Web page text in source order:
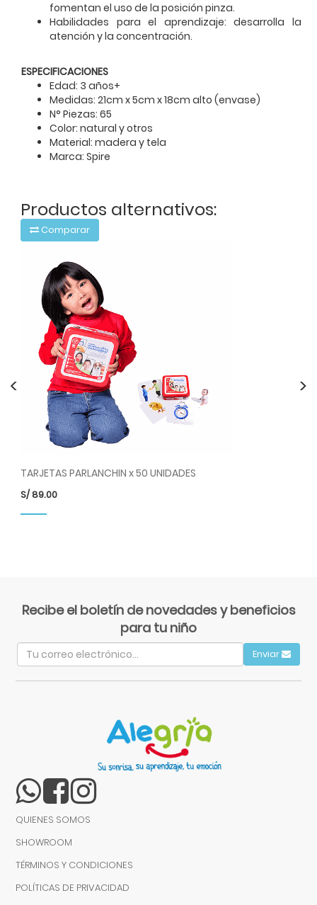
fomentan el uso de la posición pinza.
Habilidades para el aprendizaje: desarrolla la
atención y la concentración.
ESPECIFICACIONES
Edad: 3 años+
Medidas: 21cm x 5cm x 18cm alto (envase)
N° Piezas: 65
Color: natural y otros
Material: madera y tela
Marca: Spire
Productos alternativos:
Comparar
TARJETAS PARLANCHIN x 50 UNIDADES
S/89.00
< >
Recibe el boletín de novedades y beneficios
para tu niño
Enviar
QUIENES SOMOS
SHOWROOM
TÉRMINOS Y CONDICIONES
POLÍTICAS DE PRIVACIDAD